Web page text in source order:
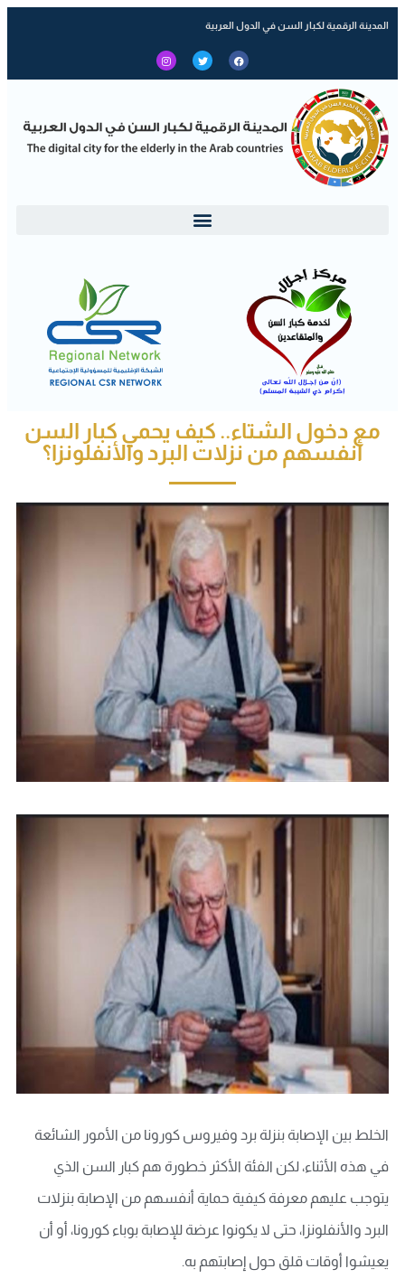
المدينة الرقمية لكبار السن في الدول العربية
مع دخول الشتاء.. كيف يحمي كبار السن
أنفسهم من نزلات البرد والأنفلونزا؟
الخلط بين الإصابة بنزلة برد وفيروس كورونا من الأمور الشائعة
في هذه الأثناء، لكن الفئة الأكثر خطورة هم كبار السن الذي
يتوجب عليهم معرفة كيفية حماية أنفسهم من الإصابة بنزلات
البرد والأنفلونزا، حتى لا يكونوا عرضة للإصابة بوباء كورونا، أو أن
يعيشوا أوقات قلق حول إصابتهم به.